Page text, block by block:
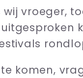
vroeger,
komen,